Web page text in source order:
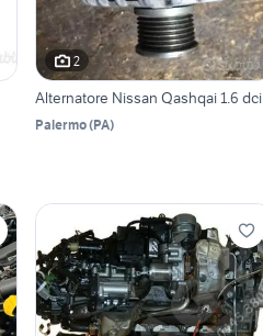
2
Alternatore Nissan Qashqai 1.6 dci
Palermo(PA)